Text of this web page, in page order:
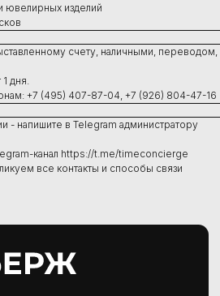
ювелирных изделий
счету, наличными, переводом,
дня.
+7 (495) 407-87-04, +7 (926) 804-47-16
- напишите в Telegram администратору
канал https://t.me/timeconcierge
все контакты и способы связи